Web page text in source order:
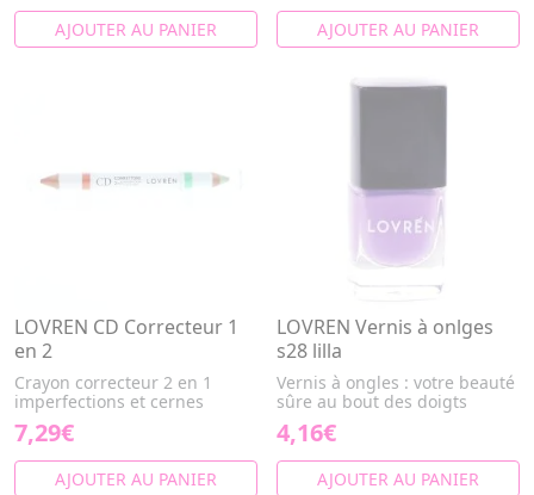
AJOUTER AU PANIER AJOUTER AU PANIER
LOVREN CD Correcteur 1
en 2
Crayon correcteur 2 en 1
imperfections et cernes
7,29€
AJOUTER AU PANIER
LOVREN Vernis à onlges
s28 lilla
Vernis à ongles : votre beauté
sûre au bout des doigts
4,16€
AJOUTER AU PANIER